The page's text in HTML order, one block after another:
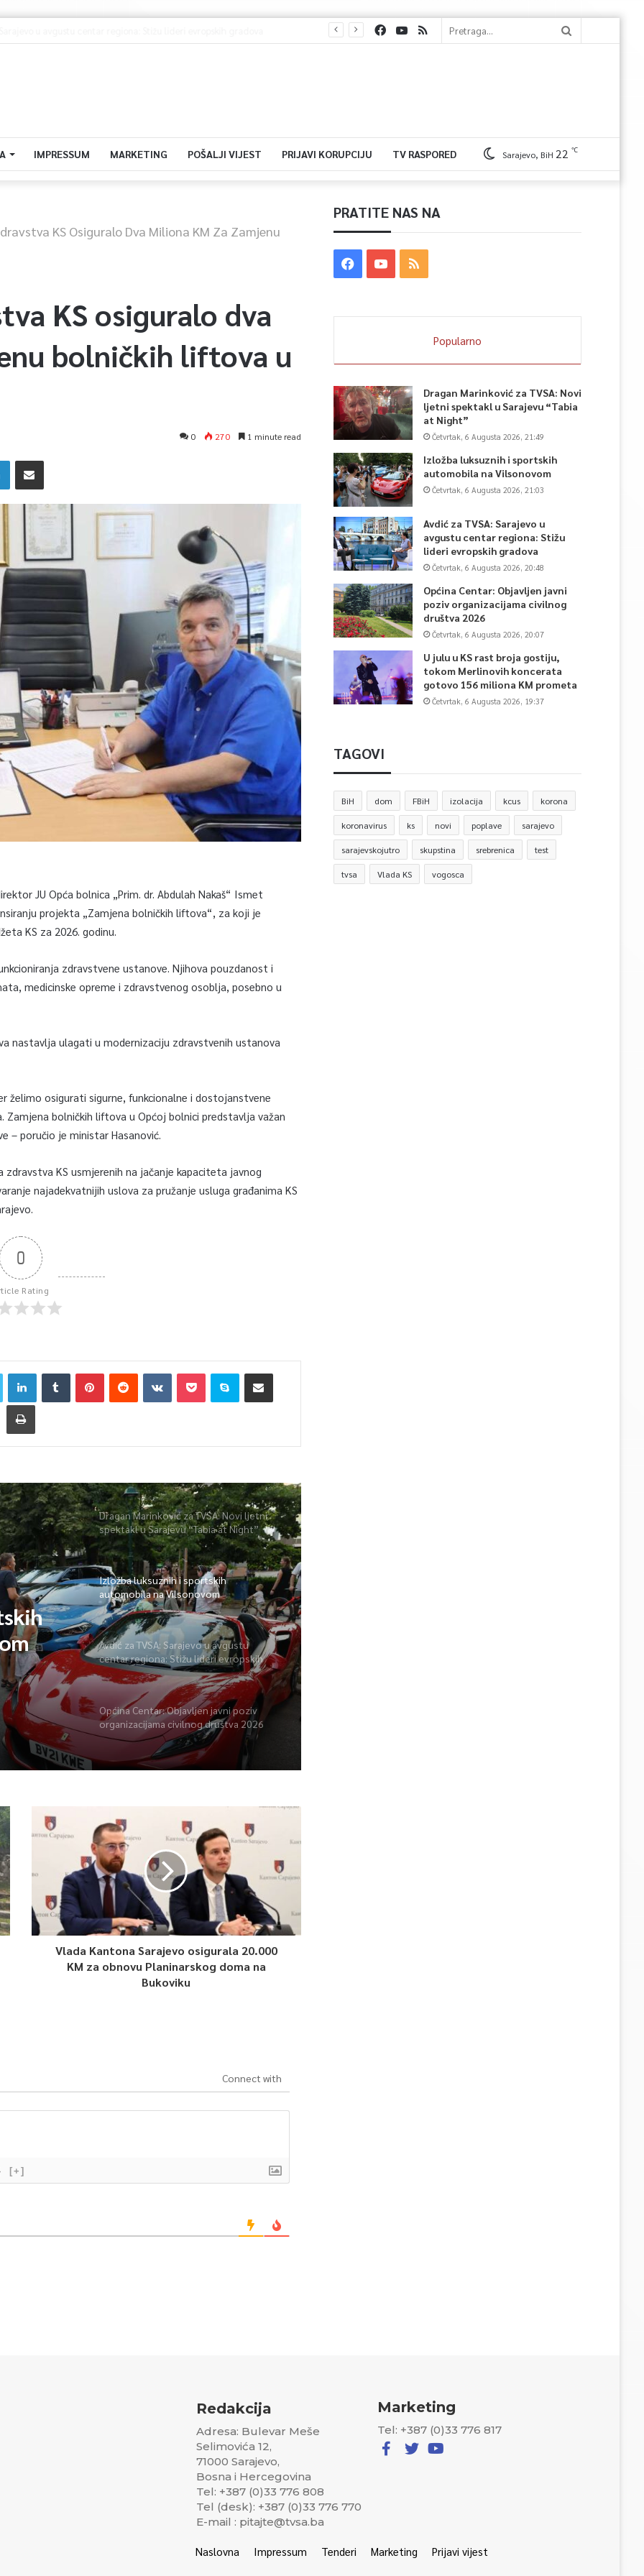
IMPRESSUM MARKETING POŠALJI VIJEST PRIJAVI KORUPCIJU TV RASPORED Sarajevo, BiH 22 ℃
KS Osiguralo Dva Miliona KM Za Zamjenu
KS osiguralo dva
bolničkih liftova u
0 270 1 minute read
JU Opća bolnica „Prim. dr. Abdulah Nakaš“ Ismet
projekta „Zamjena bolničkih liftova“, za koji je
KS za 2026. godinu.
zdravstvene ustanove. Njihova pouzdanost i
medicinske opreme i zdravstvenog osoblja, posebno u
nastavlja ulagati u modernizaciju zdravstvenih ustanova
želimo osigurati sigurne, funkcionalne i dostojanstvene
Zamjena bolničkih liftova u Općoj bolnici predstavlja važan
– poručio je ministar Hasanović.
KS usmjerenih na jačanje kapaciteta javnog
najadekvatnijih uslova za pružanje usluga građanima KS
0
Rating
u
Stižu
Dragan Marinković za TVSA: Novi ljetni
spektakl u Sarajevu “Tabia at Night”
Izložba luksuznih i sportskih
automobila na Vilsonovom
Avdić za TVSA: Sarajevo u avgustu
centar regiona: Stižu lideri evropskih
gradova
Općina Centar: Objavljen javni poziv
organizacijama civilnog društva 2026
Vlada Kantona Sarajevo osigurala 20.000
KM za obnovu Planinarskog doma na
Bukoviku
Connect with
[+]
PRATITE NAS NA
Popularno
Dragan Marinković za TVSA: Novi
ljetni spektakl u Sarajevu “Tabia
at Night”
Četvrtak, 6 Augusta 2026, 21:49
Izložba luksuznih i sportskih
automobila na Vilsonovom
Četvrtak, 6 Augusta 2026, 21:03
Avdić za TVSA: Sarajevo u
avgustu centar regiona: Stižu
lideri evropskih gradova
Četvrtak, 6 Augusta 2026, 20:48
Općina Centar: Objavljen javni
poziv organizacijama civilnog
društva 2026
Četvrtak, 6 Augusta 2026, 20:07
U julu u KS rast broja gostiju,
tokom Merlinovih koncerata
gotovo 156 miliona KM prometa
Četvrtak, 6 Augusta 2026, 19:37
TAGOVI
BiH dom FBiH izolacija kcus korona
koronavirus ks novi poplave sarajevo
sarajevskojutro skupstina srebrenica test
tvsa Vlada KS vogosca
Redakcija
Adresa: Bulevar Meše
Selimovića 12,
71000 Sarajevo,
Bosna i Hercegovina
Tel: +387 (0)33 776 808
Tel (desk): +387 (0)33 776 770
E-mail : pitajte@tvsa.ba
Marketing
Tel: +387 (0)33 776 817
Naslovna Impressum Tenderi Marketing Prijavi vijest